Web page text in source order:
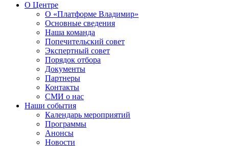
О Центре
О «Платформе Владимир»
Основные сведения
Наша команда
Попечительский совет
Экспертный совет
Порядок отбора
Документы
Партнеры
Контакты
СМИ о нас
Наши события
Календарь мероприятий
Программы
Анонсы
Новости